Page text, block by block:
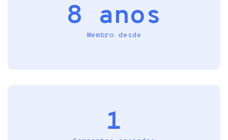
8 anos
Membro desde
1